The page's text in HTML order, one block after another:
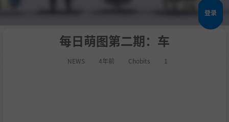
登录
每日萌图第二期：车
NEWS 4年前 Chobits 1